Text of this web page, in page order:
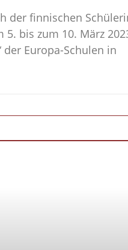
der finnischen
5. bis zum 10. März
der Europa-Schulen in